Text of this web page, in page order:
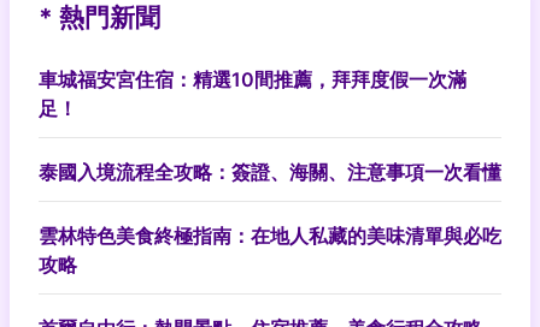
* 熱門新聞
車城福安宮住宿：精選10間推薦，拜拜度假一次滿
足！
泰國入境流程全攻略：簽證、海關、注意事項一次看懂
雲林特色美食終極指南：在地人私藏的美味清單與必吃
攻略